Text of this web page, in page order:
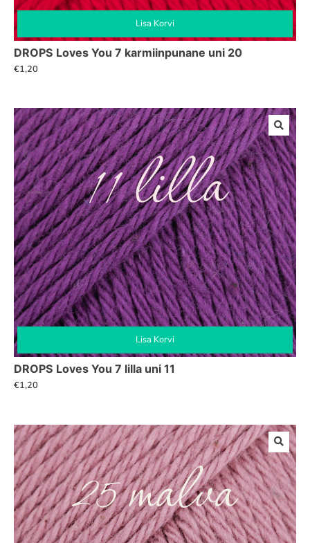
Lisa Korvi
DROPS Loves You 7 karmiinpunane uni 20
€1,20
Lisa Korvi
DROPS Loves You 7 lilla uni 11
€1,20